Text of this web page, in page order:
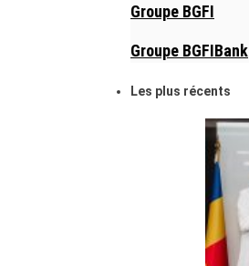
Groupe BGFI
Groupe BGFIBank
Les plus récents